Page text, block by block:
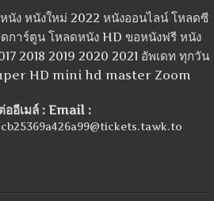
นัง หนังใหม่ 2022 หนังออนไลน์ โหลดซี
การ์ตูน โหลดหนัง HD ขอหนังฟรี หนัง
2018 2019 2020 2021 อัพเดท ทุกวัน
HD mini hd master Zoom
ออีเมล์ : Email :